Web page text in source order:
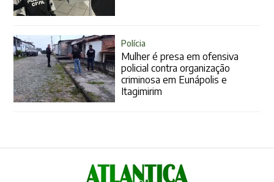
Polícia
Mulher é presa em ofensiva
policial contra organização
criminosa em Eunápolis e
Itagimirim